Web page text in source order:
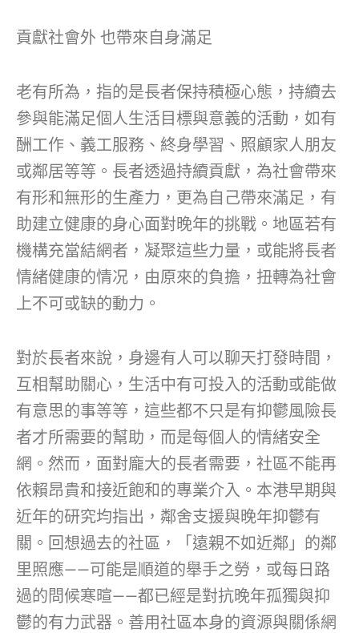
貢獻社會外 也帶來自身滿足
老有所為，指的是長者保持積極心態，持續去
參與能滿足個人生活目標與意義的活動，如有
酬工作、義工服務、終身學習、照顧家人朋友
或鄰居等等。長者透過持續貢獻，為社會帶來
有形和無形的生產力，更為自己帶來滿足，有
助建立健康的身心面對晚年的挑戰。地區若有
機構充當結網者，凝聚這些力量，或能將長者
情緒健康的情况，由原來的負擔，扭轉為社會
上不可或缺的動力。
對於長者來說，身邊有人可以聊天打發時間，
互相幫助關心，生活中有可投入的活動或能做
有意思的事等等，這些都不只是有抑鬱風險長
者才所需要的幫助，而是每個人的情緒安全
網。然而，面對龐大的長者需要，社區不能再
依賴昂貴和接近飽和的專業介入。本港早期與
近年的研究均指出，鄰舍支援與晚年抑鬱有
關。回想過去的社區，「遠親不如近鄰」的鄰
里照應——可能是順道的舉手之勞，或每日路
過的問候寒暄——都已經是對抗晚年孤獨與抑
鬱的有力武器。善用社區本身的資源與關係網